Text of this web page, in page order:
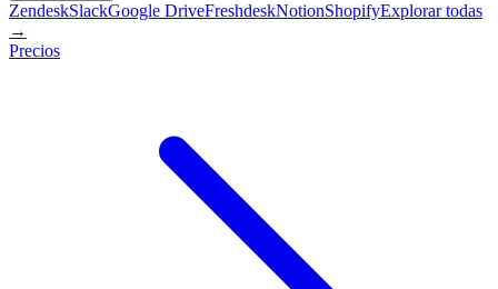
ZendeskSlackGoogle DriveFreshdeskNotionShopifyExplorar todas
→
Precios